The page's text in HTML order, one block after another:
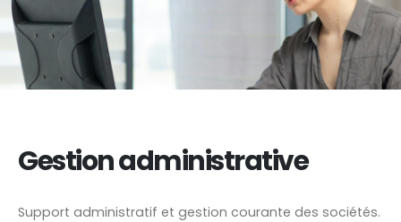
Gestion administrative
Support administratif et gestion courante des sociétés.